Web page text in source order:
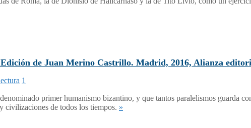
de Juan Merino Castrillo. Madrid, 2016, Alianza
1
primer humanismo bizantino, y que tantos paralelismos guarda
civilizaciones de todos los tiempos. »